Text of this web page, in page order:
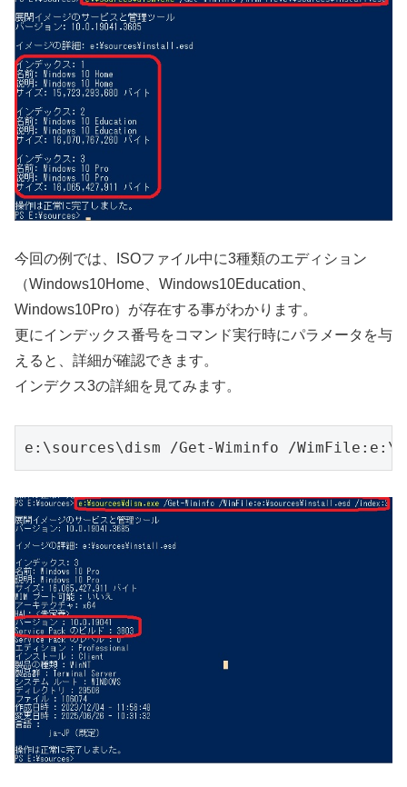
今回の例では、ISOファイル中に3種類のエディション
（Windows10Home、Windows10Education、
Windows10Pro）が存在する事がわかります。
更にインデックス番号をコマンド実行時にパラメータを与
えると、詳細が確認できます。
インデクス3の詳細を見てみます。
e:\sources\dism /Get-Wiminfo /